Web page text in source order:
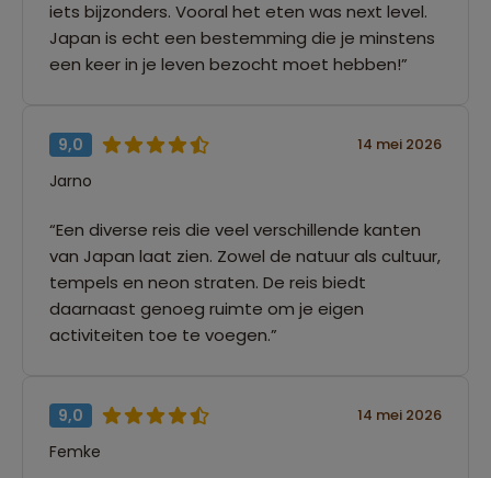
iets bijzonders. Vooral het eten was next level.
Japan is echt een bestemming die je minstens
een keer in je leven bezocht moet hebben!”
9,0 14 mei 2026
Jarno
“Een diverse reis die veel verschillende kanten
van Japan laat zien. Zowel de natuur als cultuur,
tempels en neon straten. De reis biedt
daarnaast genoeg ruimte om je eigen
activiteiten toe te voegen.”
9,0 14 mei 2026
Femke